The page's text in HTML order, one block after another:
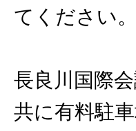
てください。
長良川国際
共に有料駐